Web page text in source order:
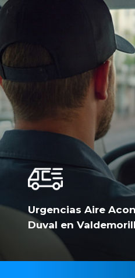
Urgencias Aire
Duval en